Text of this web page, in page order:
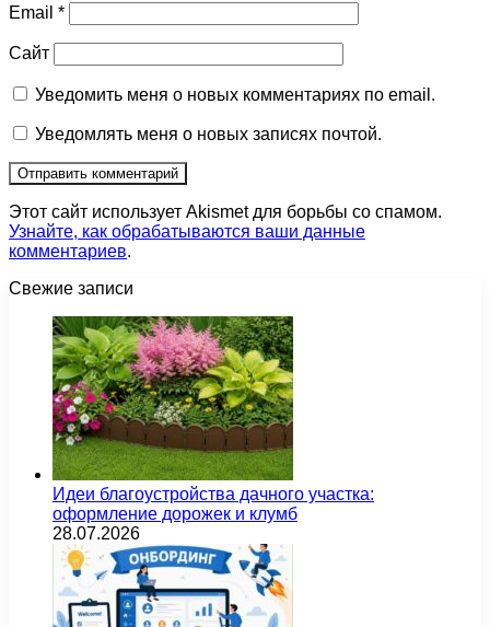
Email *
Сайт
Уведомить меня о новых комментариях по email.
Уведомлять меня о новых записях почтой.
Этот сайт использует Akismet для борьбы со спамом.
Узнайте, как обрабатываются ваши данные
комментариев.
Свежие записи
Идеи благоустройства дачного участка:
оформление дорожек и клумб
28.07.2026